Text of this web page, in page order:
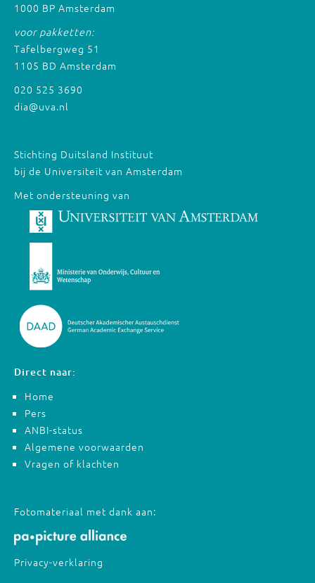
1000 BP Amsterdam
voor pakketten:
Tafelbergweg 51
1105 BD Amsterdam
020 525 3690
dia@uva.nl
Stichting Duitsland Instituut
bij de Universiteit van Amsterdam
Met ondersteuning van
Direct naar:
Home
Pers
ANBI-status
Algemene voorwaarden
Vragen of klachten
Fotomateriaal met dank aan:
Privacy-verklaring